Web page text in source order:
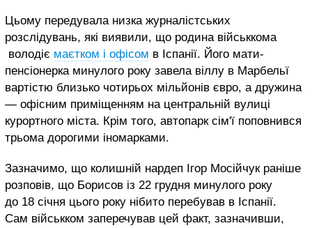
Цьому передувала низка журналістських
розслідувань, які виявили, що родина військкома
володіє маєтком і офісом в Іспанії. Його мати-
пенсіонерка минулого року завела віллу в Марбельї
вартістю близько чотирьох мільйонів євро, а дружина
— офісним приміщенням на центральній вулиці
курортного міста. Крім того, автопарк сім'ї поповнився
трьома дорогими іномарками.
Зазначимо, що колишній нардеп Ігор Мосійчук раніше
розповів, що Борисов із 22 грудня минулого року
до 18 січня цього року нібито перебував в Іспанії.
Сам військком заперечував цей факт, зазначивши,